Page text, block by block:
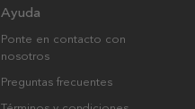
Ayuda
Ponte en contacto con
nosotros
Preguntas frecuentes